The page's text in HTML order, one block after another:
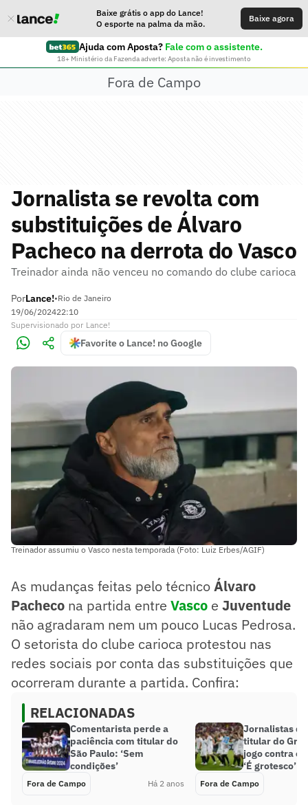
Baixe grátis o app do Lance!
O esporte na palma da mão.
Baixe agora
Ajuda com Aposta? Fale com o assistente.
18+ Ministério da Fazenda adverte: Aposta não é investimento
Fora de Campo
Jornalista se revolta com
substituições de Álvaro
Pacheco na derrota do Vasco
Treinador ainda não venceu no comando do clube carioca
PorLance!•Rio de Janeiro
19/06/202422:10
Supervisionado por Lance!
Favorite o Lance! no Google
Treinador assumiu o Vasco nesta temporada (Foto: Luiz Erbes/AGIF)
As mudanças feitas pelo técnicoÁlvaro
Pacheco na partida entre Vasco e Juventude
não agradaram nem um pouco Lucas Pedrosa.
O setorista do clube carioca protestou nas
redes sociais por conta das substituições que
ocorreram durante a partida. Confira:
RELACIONADAS
Comentarista perde a
paciência com titular do
São Paulo: ‘Sem
condições’
Fora de Campo Há 2 anos
Jornalistas
titular do
jogo contra o
‘É grotesco’
Fora de Campo